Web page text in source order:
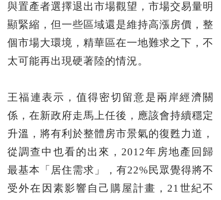
與置產者選擇退出市場觀望，市場交易量明
顯緊縮，但一些區域還是維持高漲房價，整
個市場大環境，精華區在一地難求之下，不
太可能再出現硬著陸的情況。
王福連表示，值得密切留意是兩岸經濟關
係，在新政府走馬上任後，應該會持續穩定
升溫，將有利於整體房市景氣的復甦力道，
從調查中也看的出來，2012年房地產回歸
最基本「居住需求」，有22%民眾覺得將不
受外在因素影響自己購屋計畫，21世紀不